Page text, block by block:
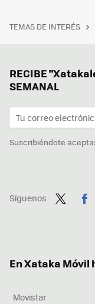
TEMAS DE INTERÉS
RECIBE
SEMANAL
Suscribiéndote
Síguenos
En Xataka Móvil
Movistar